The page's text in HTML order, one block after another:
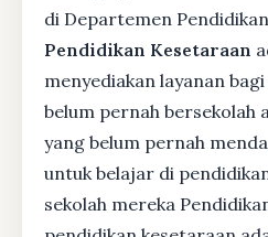
di Departemen
Pendidikan Kesetaraan
menyediakan layanan
belum pernah bersekolah
yang belum pernah
untuk belajar di
sekolah mereka